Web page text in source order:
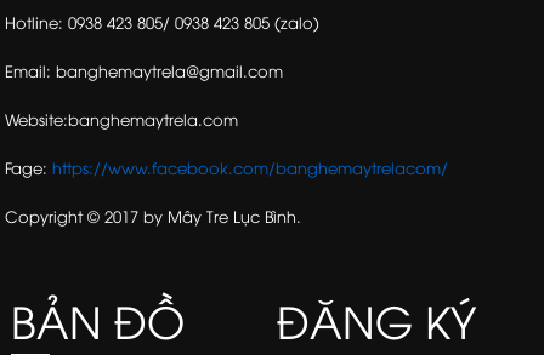
Hotline: 0938 423 805/ 0938 423 805 (zalo)
Email: banghemaytrela@gmail.com
Website:banghemaytrela.com
Fage:https://www.facebook.com/banghemaytrelacom/
Copyright © 2017 by Mây Tre Lục Bình.
BẢN ĐỒ
ĐĂNG KÝ